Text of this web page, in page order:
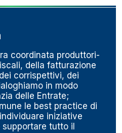
coordinata produttori-
della fatturazione
corrispettivi, dei
in modo
delle Entrate;
le best practice di
iniziative
tutto il